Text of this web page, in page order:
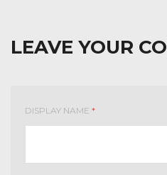
LEAVE YOUR
DISPLAY NAME *